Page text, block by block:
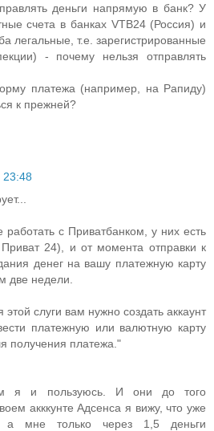
деньги напрямую в банк? У
счета в банках VTB24 (Россия) и
легальные, т.е. зарегистрированные
- почему нельзя отправлять
платежа (например, на Рапиду)
к прежней?
23:48
работать с Приватбанком, у них есть
Приват 24), и от момента отправки к
денег на вашу платежную карту
две недели.
этой слуги вам нужно создать аккаунт
платежную или валютную карту
получения платежа."
я и пользуюсь. И они до того
акккунте Адсенса я вижу, что уже
а мне только через 1,5 деньги